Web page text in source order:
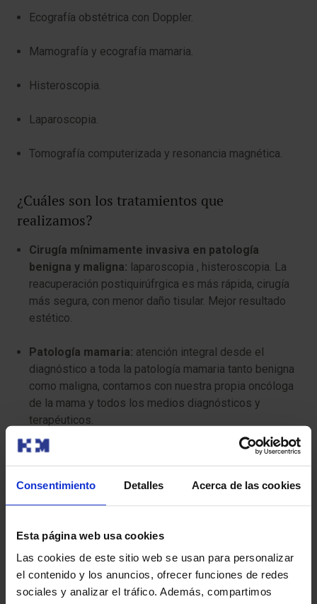
Consentimiento Detalles Acerca de las cookies
Esta página web usa cookies
Las cookies de este sitio web se usan para personalizar
el contenido y los anuncios, ofrecer funciones de redes
sociales y analizar el tráfico. Además, compartimos
Ecografía obstétrica con Doppler.
Mamografía y ecografía mamaria.
Histeroscopia.
Laparoscopia.
Tomografía computerizada y resonancia magnética.
¿Cuáles son los tratamientos que
realizamos?
Cirugía mínimamente invasiva en patología
benigna y maligna: laparoscopia , histeroscopia. La
reacuperación postiquirúfrgica es más rápida, cirugía
más segura, con menor daño tisular. Mejor resultado
estético.
Patología mamaria: atención integral desde el
diagnóstico a toda la patología mamaria tanto benigna
como maligna, contamos con nuestra propia oncóloga
de la mama y todos los medios diagnósticos y
terapéuticos.
Ecografía ginecológica y obstétrica de alta
resolución
Unidad de sexología:se realizan consultas de
diagnosticas orientar y tratar aquellas patologías
pertenecientes a la esfera sexual.
Medicina regenerativa y estética vaginal: